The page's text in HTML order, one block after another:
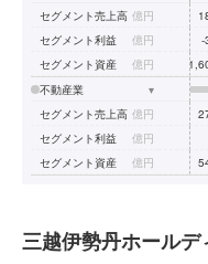
セグメント売上高 億円
セグメント利益
億円 -
セグメント資産
億円
不動産業
▾
セグメント売上高 億円
セグメント利益
億円
セグメント資産
億円
三越伊勢丹ホール